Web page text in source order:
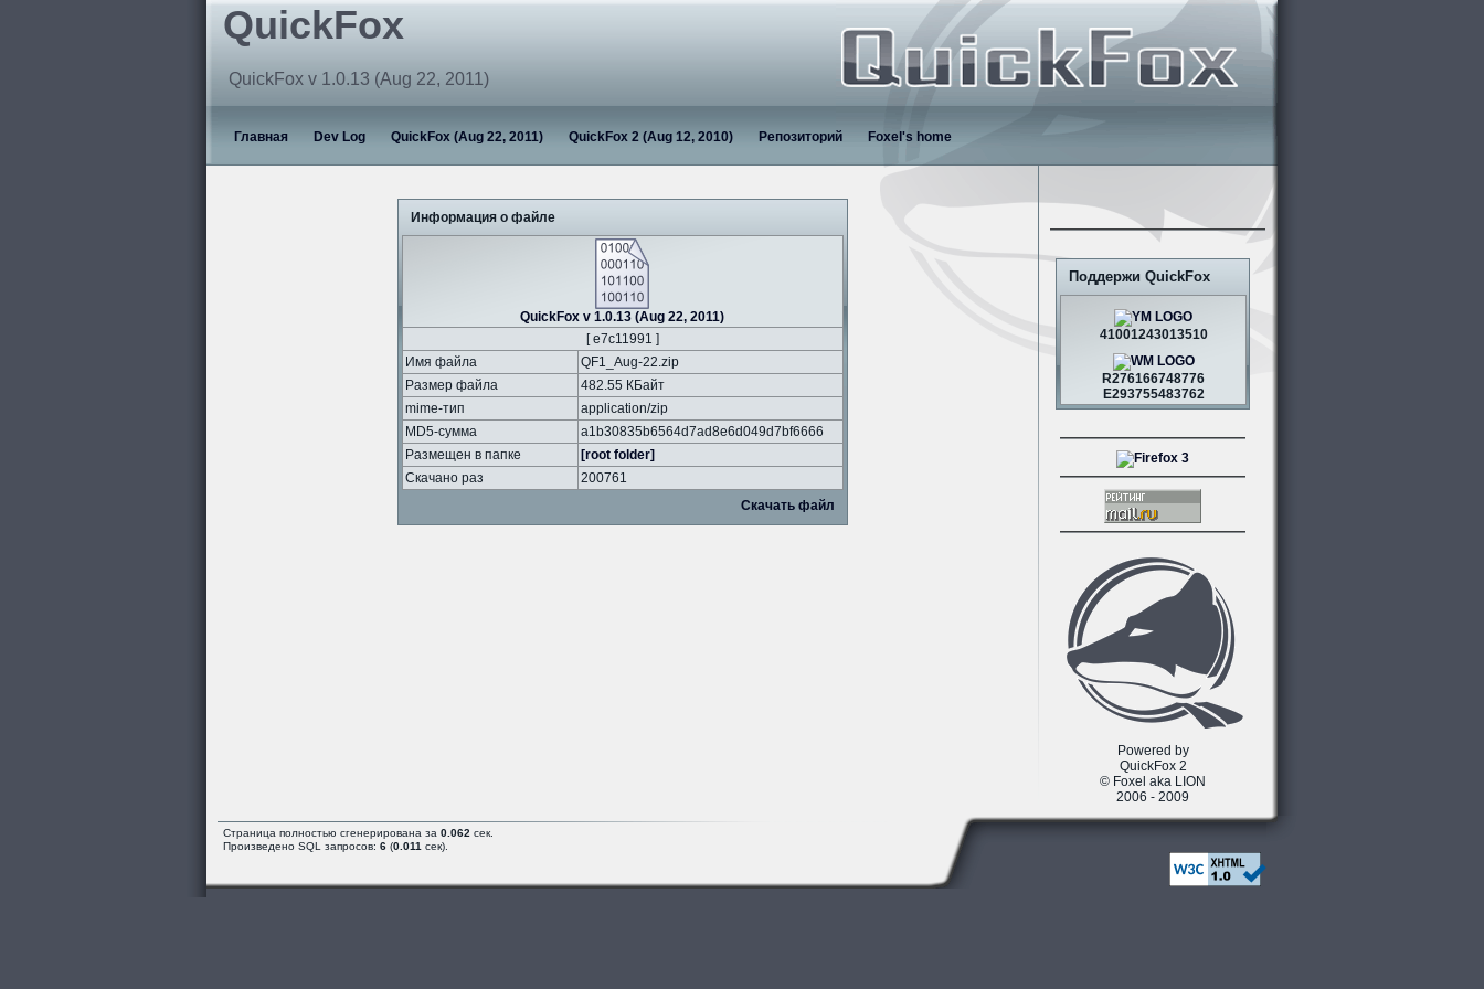
QuickFox
QuickFox v 1.0.13 (Aug 22, 2011)
Главная Dev Log QuickFox (Aug 22, 2011) QuickFox 2 (Aug 12, 2010) Репозиторий Foxel's home
Информация о файле
QuickFox v 1.0.13 (Aug 22, 2011)
[ e7c11991 ]
Имя файла
QF1_Aug-22.zip
Размер файла
482.55 КБайт
mime-тип
application/zip
MD5-сумма
a1b30835b6564d7ad8e6d049d7bf6666
Размещен в папке
[root folder]
Скачано раз
200761
Скачать файл
Поддержи QuickFox
41001243013510
R276166748776
E293755483762
Powered by
QuickFox 2
© Foxel aka LION
2006 - 2009
Страница полностью сгенерирована за 0.062 сек.
Произведено SQL запросов: 6 (0.011 сек).